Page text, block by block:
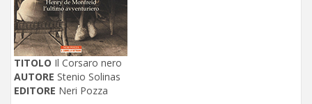
TITOLO Il Corsaro nero
AUTORE Stenio Solinas
EDITORE Neri Pozza